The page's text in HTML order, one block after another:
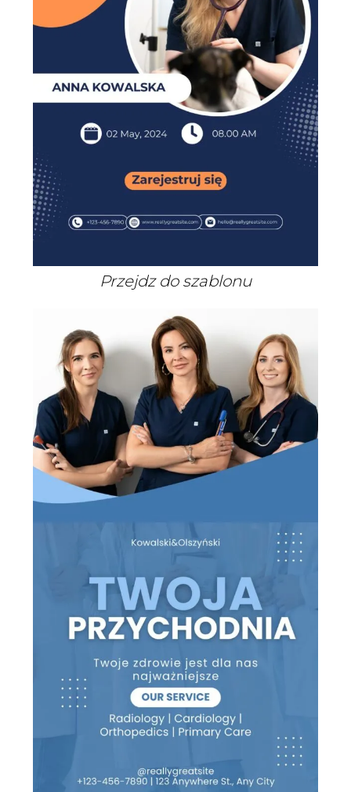
Przejdz do szablonu